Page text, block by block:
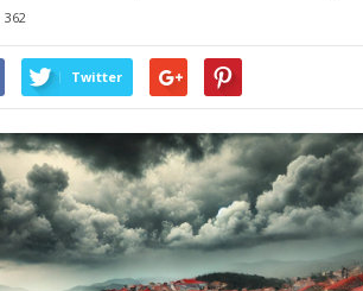
362
Twitter